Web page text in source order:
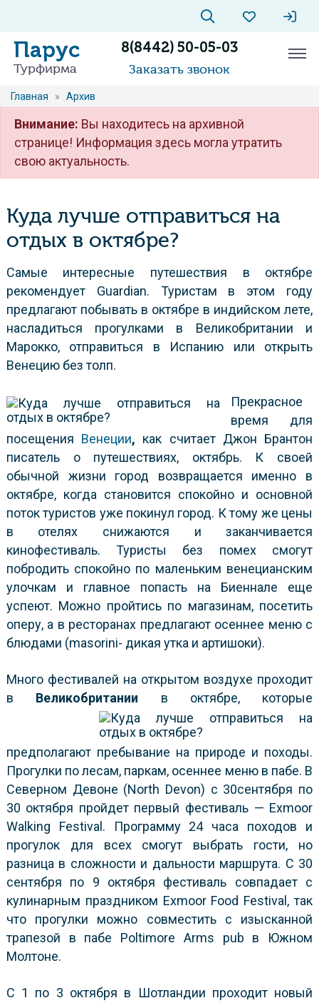
Парус
Турфирма
8(8442) 50-05-03
Заказать звонок
Главная » Архив
Внимание: Вы находитесь на архивной
странице! Информация здесь могла утратить
свою актуальность.
Куда лучше отправиться на
отдых в октябре?
Самые интересные путешествия в октябре
рекомендует Guardian. Туристам в этом году
предлагают побывать в октябре в индийском лете,
насладиться прогулками в Великобритании и
Марокко, отправиться в Испанию или открыть
Венецию без толп.
Прекрасное
время для
посещения Венеции, как считает Джон Брантон
писатель о путешествиях, октябрь. К своей
обычной жизни город возвращается именно в
октябре, когда становится спокойно и основной
поток туристов уже покинул город. К тому же цены
в отелях снижаются и заканчивается
кинофестиваль. Туристы без помех смогут
побродить спокойно по маленьким венецианским
улочкам и главное попасть на Биеннале еще
успеют. Можно пройтись по магазинам, посетить
оперу, а в ресторанах предлагают осеннее меню с
блюдами (masorini- дикая утка и артишоки).
Много фестивалей на открытом воздухе проходит
в Великобритании в октябре, которые
предполагают пребывание на природе и походы.
Прогулки по лесам, паркам, осеннее меню в пабе. В
Северном Девоне (North Devon) с 30сентября по
30 октября пройдет первый фестиваль — Exmoor
Walking Festival. Программу 24 часа походов и
прогулок для всех смогут выбрать гости, но
разница в сложности и дальности маршрута. С 30
сентября по 9 октября фестиваль совпадает с
кулинарным праздником Exmoor Food Festival, так
что прогулки можно совместить с изысканной
трапезой в пабе Poltimore Arms pub в Южном
Молтоне.
С 1 по 3 октября в Шотландии проходит новый